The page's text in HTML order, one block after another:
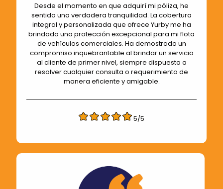
Desde el momento en que adquirí mi póliza, he
sentido una verdadera tranquilidad. La cobertura
integral y personalizada que ofrece Yurby me ha
brindado una protección excepcional para mi flota
de vehículos comerciales. Ha demostrado un
compromiso inquebrantable al brindar un servicio
al cliente de primer nivel, siempre dispuesta a
resolver cualquier consulta o requerimiento de
manera eficiente y amigable.
5/5